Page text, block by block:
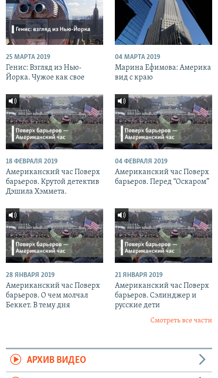
25 МАРТА 2019
Генис: Взгляд из Нью-
Йорка. Чужое как свое
04 МАРТА 2019
Марина Ефимова: Америка
вид с краю
18 ФЕВРАЛЯ 2019
Американский час Поверх
барьеров. Крутой детектив
Дэшила Хэммета.
04 ФЕВРАЛЯ 2019
Американский час Поверх
барьеров. Перед “Оскаром”
28 ЯНВАРЯ 2019
Американский час Поверх
барьеров. О чем молчал
Беккет. В тему дня
21 ЯНВАРЯ 2019
Американский час Поверх
барьеров. Сэлинджер и
русские дети
Смотреть все части
АРХИВ ВИДЕО